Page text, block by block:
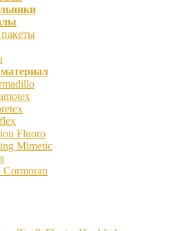
Fluoro
Mimetic
Cormoran